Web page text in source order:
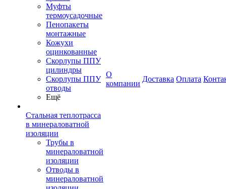
Муфты
термоусадочные
Пенопакеты
монтажные
Кожухи
оцинкованные
Скорлупы ППУ
цилиндры
Скорлупы ППУ
отводы
Ещё
Стальная теплотрасса
в минераловатной
изоляции
Трубы в
минераловатной
изоляции
Отводы в
минераловатной
О
компании
Доставка Оплата